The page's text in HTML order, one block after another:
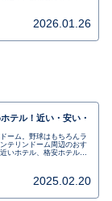
クしてみてください。
2026.01.26
テル！近い・安い・
ーム。野球はもちろんラ
テリンドーム周辺のおす
いホテル、格安ホテル、
2025.02.20